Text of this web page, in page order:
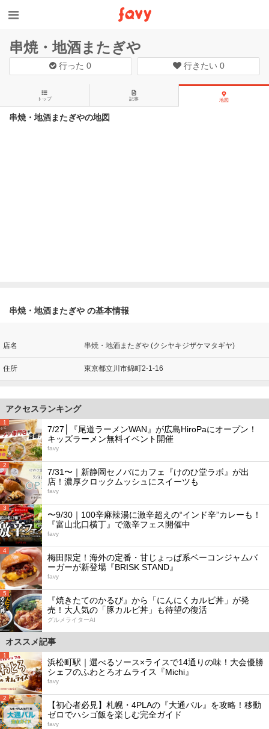
串焼・地酒またぎや
行った0 行きたい 0
トップ 記事 地図
串焼・地酒またぎやの地図
串焼・地酒またぎや の基本情報
店名 串焼・地酒またぎや (クシヤキジザケマタギヤ)
住所 東京都立川市錦町2-1-16
アクセスランキング
1
7/27│『尾道ラーメンWAN』が広島HiroPaにオープン！
キッズラーメン無料イベント開催
favy
2
7/31〜｜新静岡セノバにカフェ『けのひ堂ラボ』が出
店！濃厚クロックムッシュにスイーツも
favy
3
〜9/30｜100辛麻辣湯に激辛超えの“インド辛”カレーも！
『富山北口横丁』で激辛フェス開催中
favy
4
梅田限定！海外の定番・甘じょっぱ系ベーコンジャムバ
ーガーが新登場『BRISK STAND』
favy
5
『焼きたてのかるび』から「にんにくカルビ丼」が発
売！大人気の「豚カルビ丼」も待望の復活
グルメライターAI
オススメ記事
1
浜松町駅｜選べるソース×ライスで14通りの味！大会優勝
シェフのふわとろオムライス『Michi』
favy
2
【初心者必見】札幌・4PLAの『大通バル』を攻略！移動
ゼロでハシゴ飯を楽しむ完全ガイド
favy